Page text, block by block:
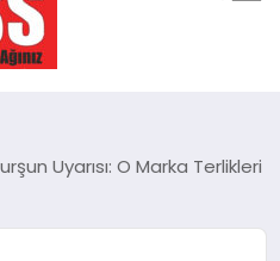
Uyarısı: O Marka Terlikleri